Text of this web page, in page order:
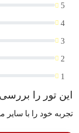
5
4
3
2
1
این تور را
تجربه خود را با سایر